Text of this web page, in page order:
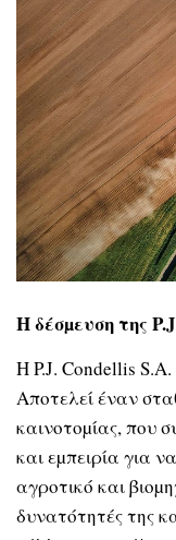
Η δέσµευση της P.J
Η P.J. Condellis
Αποτελεί έναν
καινοτοµίας, που
και εµπειρία για
αγροτικό και
δυνατότητές της